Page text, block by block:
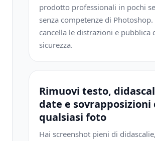
prodotto professionali in pochi
senza competenze di Photoshop.
cancella le distrazioni e pubblica
sicurezza.
Rimuovi testo,
date e sovrapposizioni
qualsiasi foto
Hai screenshot pieni di